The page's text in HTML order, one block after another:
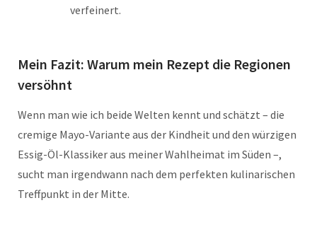
verfeinert.
Mein Fazit: Warum mein Rezept die Regionen
versöhnt
Wenn man wie ich beide Welten kennt und schätzt – die
cremige Mayo-Variante aus der Kindheit und den würzigen
Essig-Öl-Klassiker aus meiner Wahlheimat im Süden –,
sucht man irgendwann nach dem perfekten kulinarischen
Treffpunkt in der Mitte.